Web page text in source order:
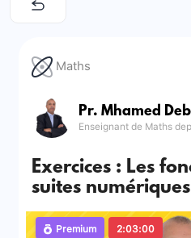
Maths
Pr. Mhamed
Enseignant de Maths
Exercices : Les
suites numériques
Premium 2:03:00